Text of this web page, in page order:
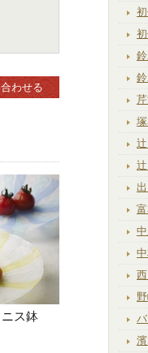
わせる
ス鉢